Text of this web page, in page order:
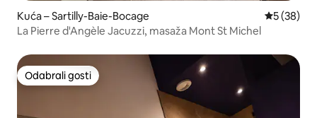
Kuća – Sartilly-Baie-Bocage Prosječna
5 (38)
La Pierre d'Angèle Jacuzzi, masaža Mont St Michel
Odabrali gosti
Odabrali gosti